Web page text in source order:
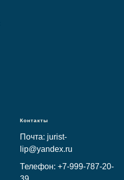
Контакты
Почта: jurist-
lip@yandex.ru
Телефон: +7-999-787-20-